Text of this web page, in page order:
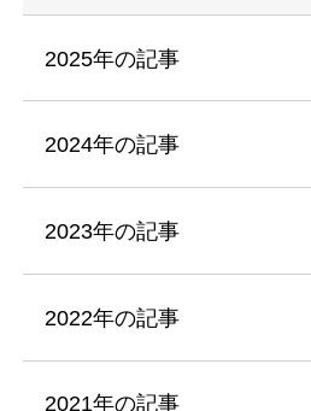
2025年の記事
2024年の記事
2023年の記事
2022年の記事
2021年の記事